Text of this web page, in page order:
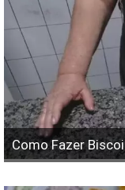
Como Fazer